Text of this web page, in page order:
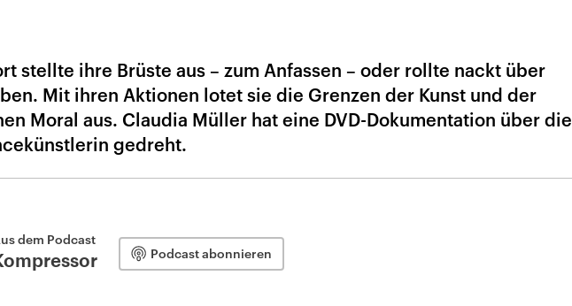
stellte ihre Brüste aus – zum Anfassen – oder rollte nackt über
Mit ihren Aktionen lotet sie die Grenzen der Kunst und der
Moral aus. Claudia Müller hat eine DVD-Dokumentation über die
gedreht.
dem Podcast
Podcast abonnieren